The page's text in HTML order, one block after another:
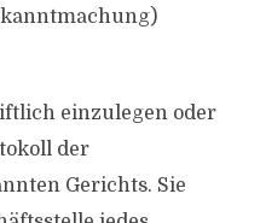
einzulegen oder
der
Gerichts. Sie